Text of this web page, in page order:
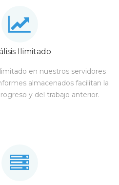
Ilimitado
en nuestros servidores
almacenados facilitan la
y del trabajo anterior.